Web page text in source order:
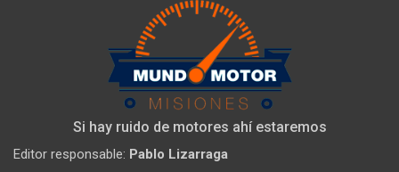
Si hay ruido de motores ahí estaremos
Editor responsable: Pablo Lizarraga